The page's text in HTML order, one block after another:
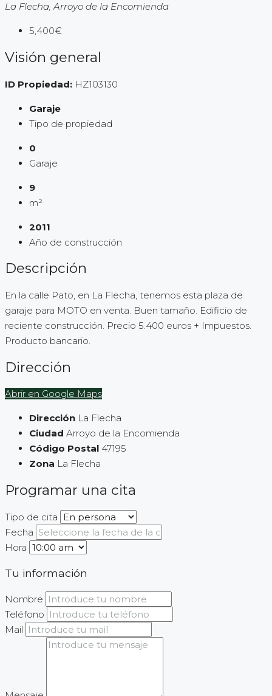
La Flecha, Arroyo de la Encomienda
5,400€
Visión general
ID Propiedad: HZ103130
Garaje
Tipo de propiedad
0
Garaje
9
m²
2011
Año de construcción
Descripción
En la calle Pato, en La Flecha, tenemos esta plaza de
garaje para MOTO en venta. Buen tamaño. Edificio de
reciente construcción. Precio 5.400 euros + Impuestos.
Producto bancario.
Dirección
Abrir en Google Maps
Dirección La Flecha
Ciudad Arroyo de la Encomienda
Código Postal 47195
Zona La Flecha
Programar una cita
Tipo de cita
Fecha
Hora
Tu información
Nombre
Teléfono
Mail